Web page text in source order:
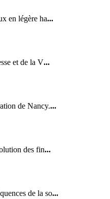
en légère ha...
et de la V...
de Nancy....
des fin...
de la so...